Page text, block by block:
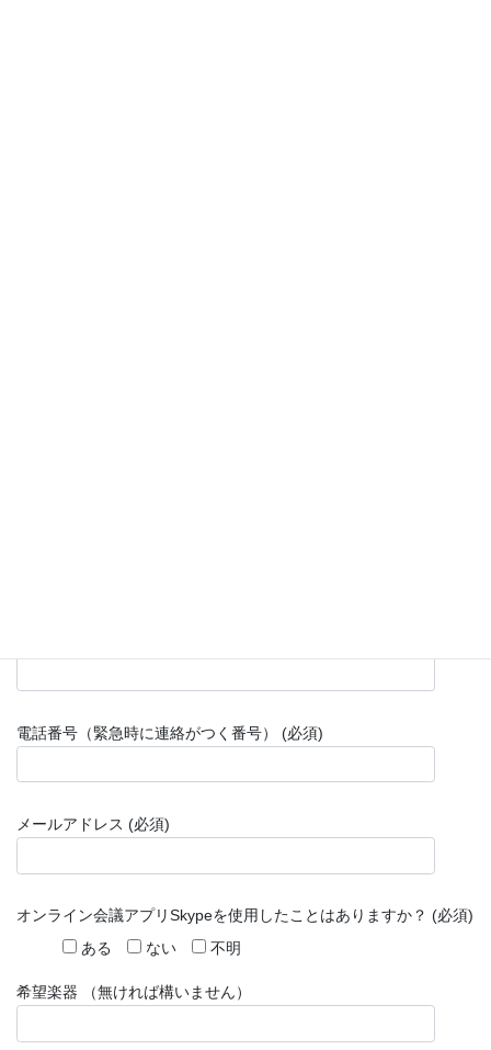
電話番号（緊急時に連絡がつく番号） (必須)
メールアドレス (必須)
オンライン会議アプリSkypeを使用したことはありますか？ (必須)
ある
ない 不明
希望楽器 （無ければ構いません）